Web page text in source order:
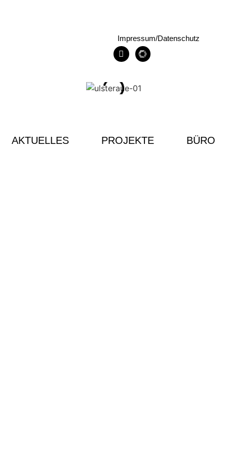
Impressum/Datenschutz
AKTUELLES PROJEKTE BÜRO